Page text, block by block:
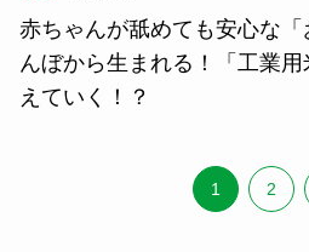
赤ちゃんが舐めても安心な
んぼから生まれる！「工業
えていく！？
1 2